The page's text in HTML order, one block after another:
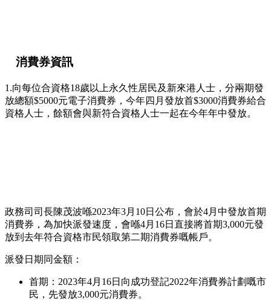
消費券資訊
1.向每位合資格18歲以上永久性居民及新來港人士，分兩期發
放總額$5000元電子消費券，今年四月發放首$3000消費券給合
資格人士，餘額會與新符合資格人士一起在今年年中發放。
政務司司長陳茂波喺2023年3月10日公布，會於4月中發放首期
消費券，為加快派發速度，會喺4月16日直接將首期3,000元發
放到去年符合資格市民領取第二期消費券嘅帳戶。
派發日期同金額：
首期：2023年4月16日向成功登記2022年消費券計劃嘅市
民，先發放3,000元消費券。